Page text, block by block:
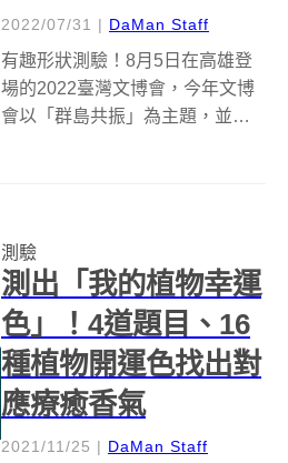
2022/07/31 | DaMan Staff
有趣形狀測驗！8月5日在高雄登
場的2022臺灣文博會，今年文博
會以「群島共振」為主題，並推
咪形、九邊形等專屬獨特形狀，
並在下方...
測驗
測出「我的植物幸運
色」！4道題目、16
種植物開運色找出對
應療癒香氣
2021/11/25 | DaMan Staff